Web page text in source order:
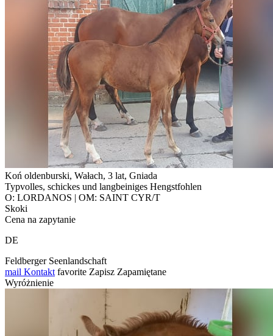
Koń oldenburski, Wałach, 3 lat, Gniada
Typvolles, schickes und langbeiniges Hengstfohlen
O: LORDANOS | OM: SAINT CYR/T
Skoki
Cena na zapytanie
DE
Feldberger Seenlandschaft
mail Kontakt favorite Zapisz Zapamiętane
Wyróżnienie